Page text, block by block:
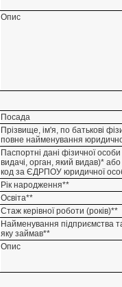
Опис
Посада
Прізвище, ім'я, по батькові
повне найменування
Паспортні дані фізичної
видачі, орган, який видав)*
код за ЄДРПОУ юридичної
Рік народження**
Освіта**
Стаж керівної роботи (років)**
Найменування підприємства
яку займав**
Опис